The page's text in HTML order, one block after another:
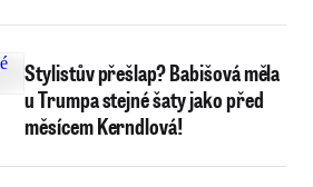
Stylistův přešlap? Babišová měla
u Trumpa stejné šaty jako před
měsícem Kerndlová!